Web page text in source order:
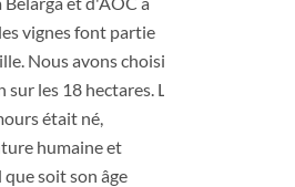
vignes font partie
Nous avons choisi
les 18 hectares. Le
était né,
humaine et
soit son âge